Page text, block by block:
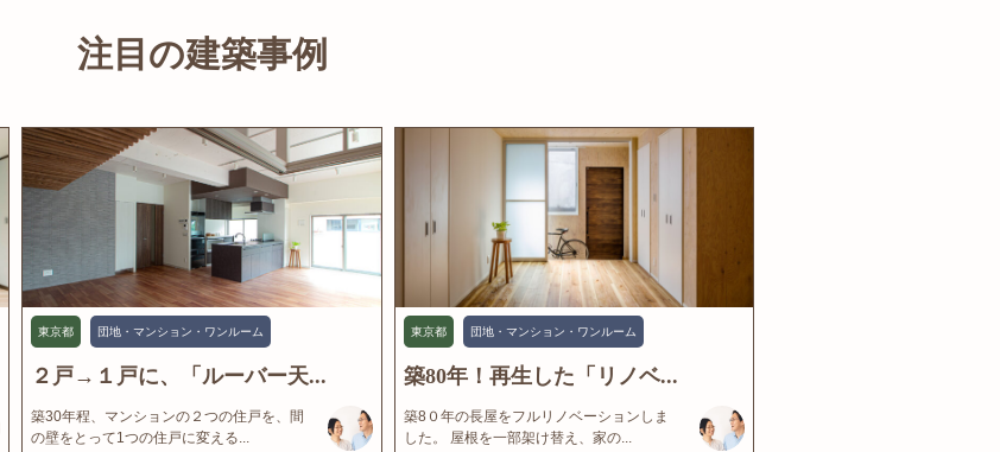
注目の建築事例
東京都 団地・マンション・ワンルーム
２戸→１戸に、「ルーバー天...
築30年程、マンションの２つの住戸を、間
の壁をとって1つの住戸に変える...
東京都 団地・マンション・ワンルーム
築80年！再生した「リノベ...
築8０年の長屋をフルリノベーションしま
した。 屋根を一部架け替え、家の...